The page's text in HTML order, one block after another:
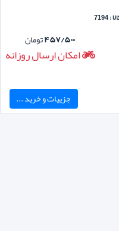
7194
۴۵۷/۵۰۰تومان
امکان ارسال روزانه
جزییات و خرید ...